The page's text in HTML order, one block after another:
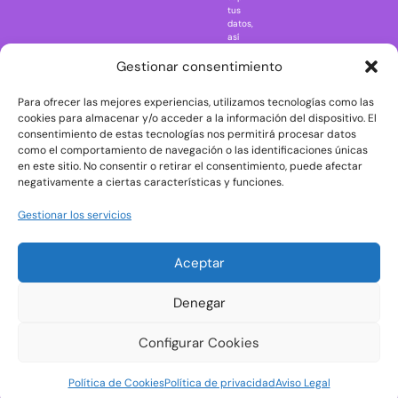
Gestionar consentimiento
Para ofrecer las mejores experiencias, utilizamos tecnologías como las
cookies para almacenar y/o acceder a la información del dispositivo. El
consentimiento de estas tecnologías nos permitirá procesar datos
como el comportamiento de navegación o las identificaciones únicas
en este sitio. No consentir o retirar el consentimiento, puede afectar
negativamente a ciertas características y funciones.
Gestionar los servicios
Aceptar
Denegar
Configurar Cookies
Política de CookiesPolítica de privacidadAviso Legal
Rick and
The Big Bang
Theory
The Blues
Brothers
The
The Shining
Derry
tus
datos,
así
ejercer
consultando
la
información
adicional
y
detallada
sobre